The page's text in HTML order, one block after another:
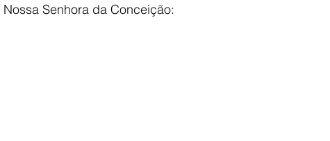
Senhora da Conceição: